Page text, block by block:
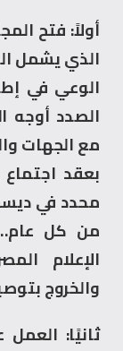
أولاً: فتح
الذي يشمل
الوعي في
الصدد أوجه
مع الجهات
بعقد
من كل عام…
الإعلام
والخروج
ثانيًا: العمل